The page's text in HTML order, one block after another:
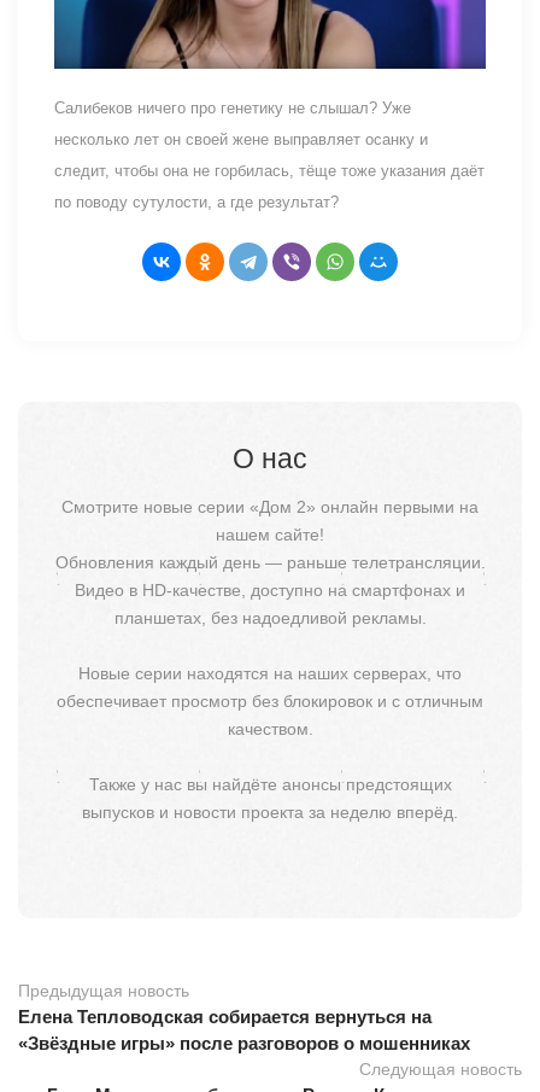
Салибеков ничего про генетику не слышал? Уже
несколько лет он своей жене выправляет осанку и
следит, чтобы она не горбилась, тёще тоже указания даёт
по поводу сутулости, а где результат?
О нас
Смотрите новые серии «Дом 2» онлайн первыми на
нашем сайте!
Обновления каждый день — раньше телетрансляции.
Видео в HD-качестве, доступно на смартфонах и
планшетах, без надоедливой рекламы.
Новые серии находятся на наших серверах, что
обеспечивает просмотр без блокировок и с отличным
качеством.
Также у нас вы найдёте анонсы предстоящих
выпусков и новости проекта за неделю вперёд.
Предыдущая новость
Елена Тепловодская собирается вернуться на
«Звёздные игры» после разговоров о мошенниках
Следующая новость